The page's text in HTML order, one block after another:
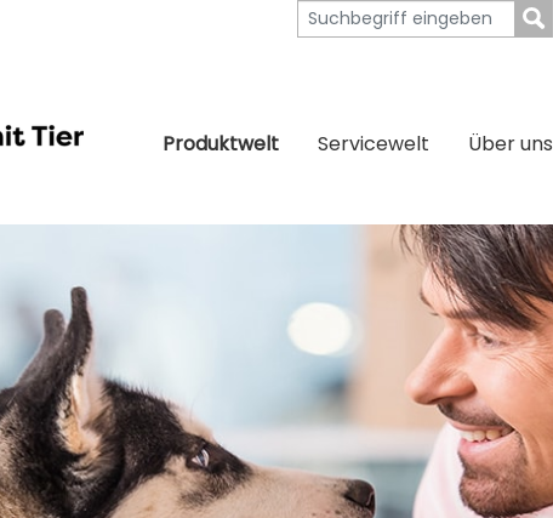
Produktwelt Servicewelt Über uns